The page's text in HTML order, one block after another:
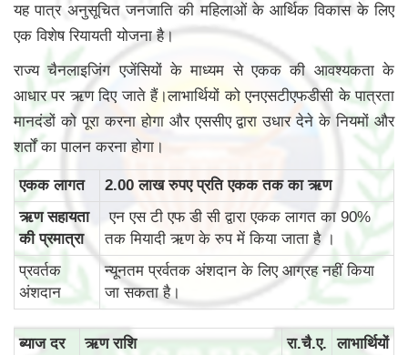
यह पात्र अनुसूचित जनजाति की महिलाओं के आर्थिक विकास के लिए
एक विशेष रियायती योजना है।
राज्य चैनलाइजिंग एजेंसियों के माध्यम से एकक की आवश्यकता के
आधार पर ऋण दिए जाते हैं।लाभार्थियों को एनएसटीएफडीसी के पात्रता
मानदंडों को पूरा करना होगा और एससीए द्वारा उधार देने के नियमों और
शर्तों का पालन करना होगा।
एकक लागत
2.00 लाख रुपए प्रति एकक तक का ऋण
ऋण सहायता
की प्रमात्रा
एन एस टी एफ डी सी द्वारा एकक लागत का 90%
तक मियादी ऋण के रुप में किया जाता है ।
प्रवर्तक
अंशदान
न्यूनतम प्रर्वतक अंशदान के लिए आग्रह नहीं किया
जा सकता है।
ब्‍याज दर ऋण राशि रा.चै.ए.
लाभार्थियों